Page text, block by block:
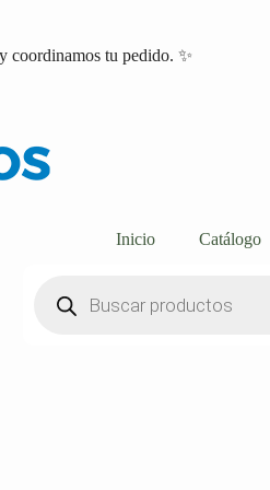
y coordinamos tu pedido. ✨
Inicio Catálogo